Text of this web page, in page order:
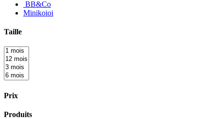
BB&Co
Minikoioi
Taille
Prix
Produits